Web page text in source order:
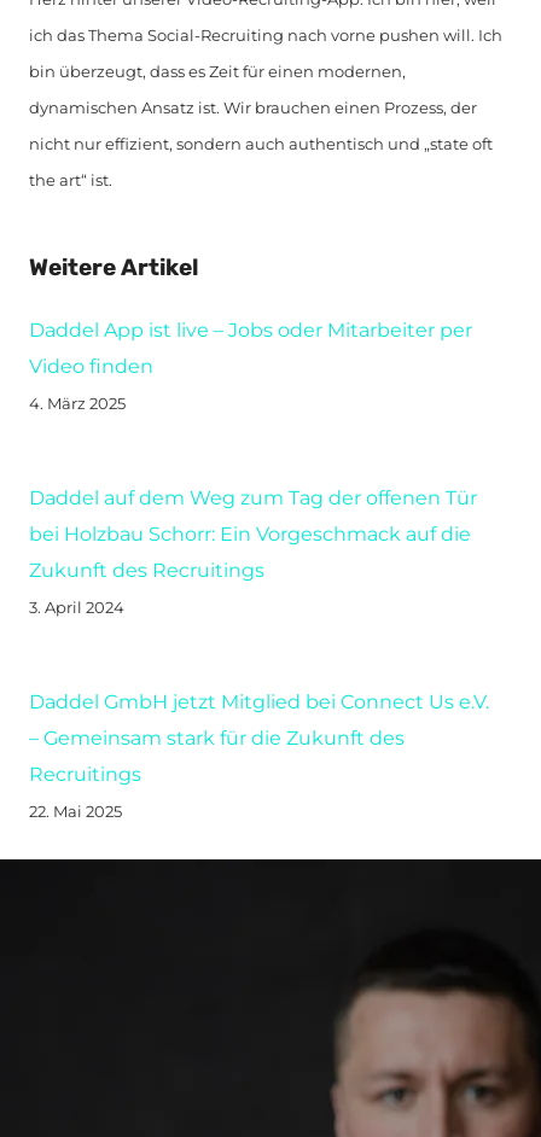
ich das Thema Social-Recruiting nach vorne pushen will. Ich
bin überzeugt, dass es Zeit für einen modernen,
dynamischen Ansatz ist. Wir brauchen einen Prozess, der
nicht nur effizient, sondern auch authentisch und „state oft
the art“ ist.
Weitere Artikel
Daddel App ist live – Jobs oder Mitarbeiter per
Video finden
4. März 2025
Daddel auf dem Weg zum Tag der offenen Tür
bei Holzbau Schorr: Ein Vorgeschmack auf die
Zukunft des Recruitings
3. April 2024
Daddel GmbH jetzt Mitglied bei Connect Us e.V.
– Gemeinsam stark für die Zukunft des
Recruitings
22. Mai 2025